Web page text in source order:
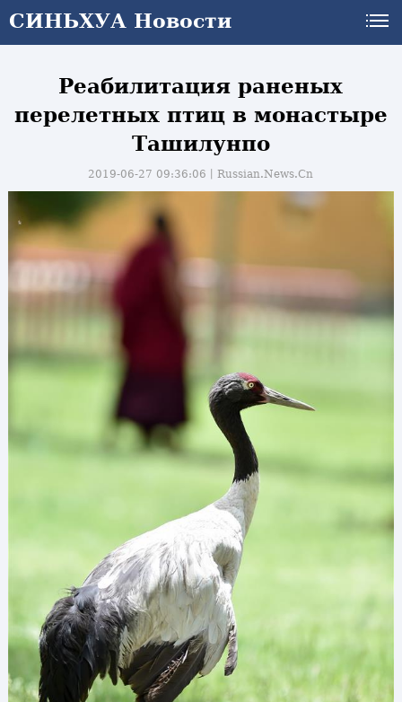
СИНЬХУА Новости
Реабилитация раненых
перелетных птиц в монастыре
Ташилунпо
2019-06-27 09:36:06丨Russian.News.Cn